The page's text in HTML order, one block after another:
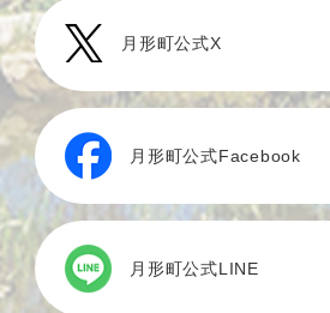
月形町公式X
月形町公式Facebook
月形町公式LINE